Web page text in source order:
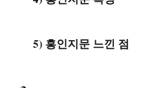
5) 흥인지문 느낀 점